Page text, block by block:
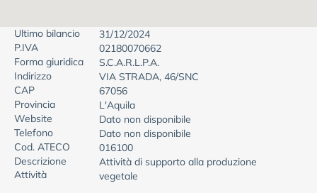
Ultimo bilancio
31/12/2024
P.IVA
02180070662
Forma giuridica
S.C.A.R.L.P.A.
Indirizzo
VIA STRADA, 46/SNC
CAP
67056
Provincia
L'Aquila
Website
Dato non disponibile
Telefono
Dato non disponibile
Cod. ATECO
016100
Descrizione
Attività
Attività di supporto alla produzione
vegetale